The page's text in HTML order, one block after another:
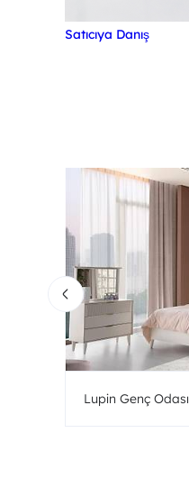
Satıcıya Danış
Lupin Genç Odası